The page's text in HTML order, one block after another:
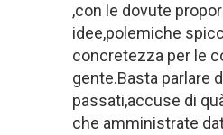
,con le dovute
idee,polemiche
concretezza per le
gente.Basta parlare
passati,accuse di
che amministrate